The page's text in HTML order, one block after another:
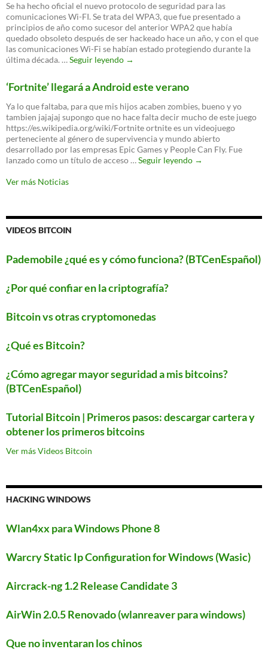
Se ha hecho oficial el nuevo protocolo de seguridad para las
comunicaciones Wi-FI. Se trata del WPA3, que fue presentado a
principios de año como sucesor del anterior WPA2 que había
quedado obsoleto después de ser hackeado hace un año, y con el que
las comunicaciones Wi-Fi se habían estado protegiendo durante la
última década. …Seguir leyendo El
es
oficial:
un
nuevo
protocolo
para
proteger
tu
→
‘Fortnite’ llegará a Android este verano
Ya lo que faltaba, para que mis hijos acaben zombies, bueno y yo
tambien jajajaj supongo que no hace falta decir mucho de este juego
https://es.wikipedia.org/wiki/Fortnite ortnite es un videojuego
perteneciente al género de supervivencia y mundo abierto
desarrollado por las empresas Epic Games y People Can Fly. Fue
lanzado como un título de acceso …Seguir leyendo ‘Fortnite’
→
Ver más Noticias
VIDEOS BITCOIN
Pademobile ¿qué es y cómo funciona? (BTCenEspañol)
¿Por qué confiar en la criptografía?
Bitcoin vs otras cryptomonedas
¿Qué es Bitcoin?
¿Cómo agregar mayor seguridad a mis bitcoins?
(BTCenEspañol)
Tutorial Bitcoin | Primeros pasos: descargar cartera y
obtener los primeros bitcoins
Ver más Videos Bitcoin
HACKING WINDOWS
Wlan4xx para Windows Phone 8
Warcry Static Ip Configuration for Windows (Wasic)
Aircrack-ng 1.2 Release Candidate 3
AirWin 2.0.5 Renovado (wlanreaver para windows)
Que no inventaran los chinos